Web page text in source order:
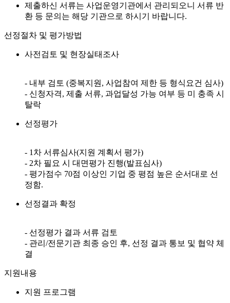
제출하신 서류는 사업운영기관에서 관리되오니 서류 반
환 등 문의는 해당 기관으로 하시기 바랍니다.
선정절차 및 평가방법
사전검토 및 현장실태조사
- 내부 검토 (중복지원, 사업참여 제한 등 형식요건 심사)
- 신청자격, 제출 서류, 과업달성 가능 여부 등 미 충족 시
탈락
선정평가
- 1차 서류심사(지원 계획서 평가)
- 2차 필요 시 대면평가 진행(발표심사)
- 평가점수 70점 이상인 기업 중 평점 높은 순서대로 선
정함.
선정결과 확정
- 선정평가 결과 서류 검토
- 관리/전문기관 최종 승인 후, 선정 결과 통보 및 협약 체
결
지원내용
지원 프로그램